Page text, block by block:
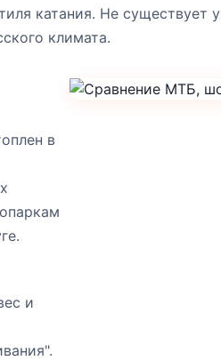
катания. Не существует
климата.
в
и